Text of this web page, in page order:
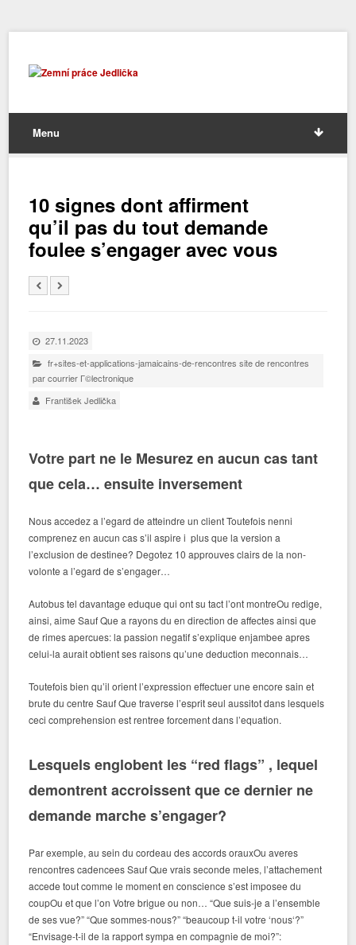
Menu
10 signes dont affirment
qu’il pas du tout demande
foulee s’engager avec vous
27.11.2023
fr+sites-et-applications-jamaicains-de-rencontres site de rencontres
par courrier Г©lectronique
František Jedlička
Votre part ne le Mesurez en aucun cas tant
que cela… ensuite inversement
Nous accedez a l’egard de atteindre un client Toutefois nenni
comprenez en aucun cas s’il aspire i plus que la version a
l’exclusion de destinee? Degotez 10 approuves clairs de la non-
volonte a l’egard de s’engager…
Autobus tel davantage eduque qui ont su tact l’ont montreOu redige,
ainsi, aime Sauf Que a rayons du en direction de affectes ainsi que
de rimes apercues: la passion negatif s’explique enjambee apres
celui-la aurait obtient ses raisons qu’une deduction meconnais…
Toutefois bien qu’il orient l’expression effectuer une encore sain et
brute du centre Sauf Que traverse l’esprit seul aussitot dans lesquels
ceci comprehension est rentree forcement dans l’equation.
Lesquels englobent les “red flags” , lequel
demontrent accroissent que ce dernier ne
demande marche s’engager?
Par exemple, au sein du cordeau des accords orauxOu averes
rencontres cadencees Sauf Que vrais seconde meles, l’attachement
accede tout comme le moment en conscience s’est imposee du
coupOu et que l’on Votre brigue ou non… “Que suis-je a l’ensemble
de ses vue?” “Que sommes-nous?” “beaucoup t-il votre ‘nous‘?”
“Envisage-t-il de la rapport sympa en compagnie de moi?”: